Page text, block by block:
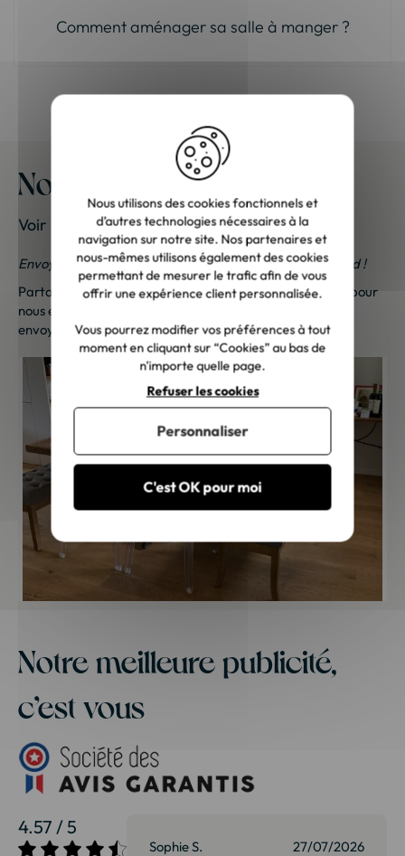
Comment aménager sa salle à manger ?
Nos meubles chez vous
Voir les photos de nos clients
Envoyez-nous vos photos ; une petite surprise vous attend !
Partagez vos photos et recevez une surprise !Cliquez ici
pour
nous envoyer vos photos. Une petite attention vous sera
envoyée sous 48h à 72h ouvrées. Merci de votre fidélité !
Notre meilleure publicité,
c’est vous
4.57 / 5
27/07/2026 Sophie S. 27/07/2026
Nous utilisons des cookies fonctionnels et
d’autres technologies nécessaires à la
navigation sur notre site. Nos partenaires et
nous-mêmes utilisons également des cookies
permettant de mesurer le trafic afin de vous
offrir une expérience client personnalisée.
Vous pourrez modifier vos préférences à tout
moment en cliquant sur “Cookies” au bas de
n'importe quelle page.
C'est OK pour moi
Refuser les cookies
Personnaliser